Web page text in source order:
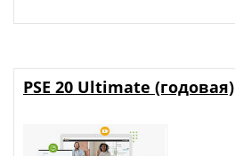
PSE 20 Ultimate (годовая)